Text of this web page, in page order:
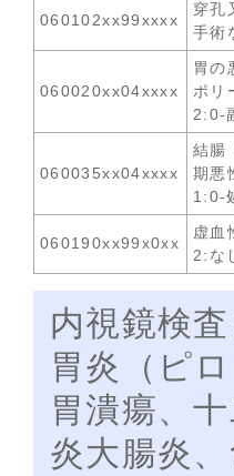
060102xx99xxxx
穿孔
手術
060020xx04xxxx
胃の
ポリ
2:0-
060035xx04xxxx
結腸
期悪
1:0-
060190xx99x0xx
虚血
2:な
内視鏡検
胃炎（ピ
胃潰瘍、
炎大腸炎